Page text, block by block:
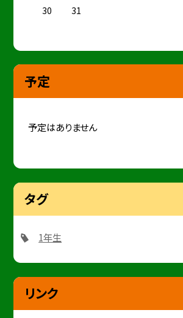
30
31
予定
予定はありません
タグ
1年生
リンク